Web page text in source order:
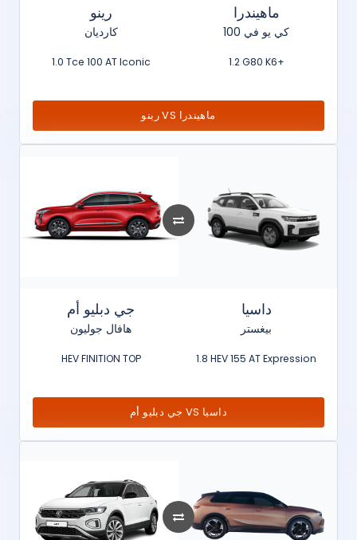
رينو
كارديان
1.0 Tce 100 AT Iconic
ماهيندرا
كي يو في 100
1.2 G80 K6+
رينو VS ماهيندرا
جي دبليو أم
هافال جوليون
HEV FINITION TOP
داسيا
بيغستر
1.8 HEV 155 AT Expression
جي دبليو أم VS داسيا